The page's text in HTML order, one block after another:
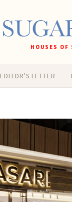
HOUSES
EDITOR'S LETTER